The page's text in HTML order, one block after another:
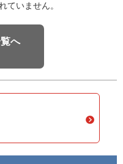
ていません。
へ